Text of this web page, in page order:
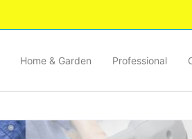
Home & Garden Professional